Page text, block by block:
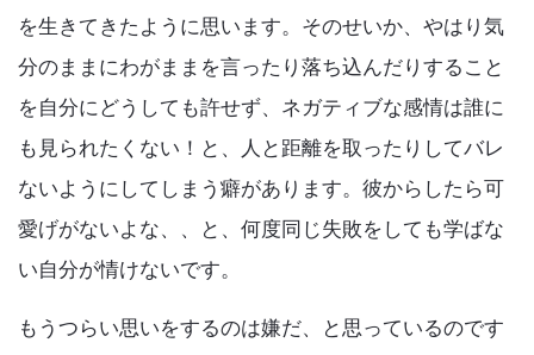
を生きてきたように思います。そのせいか、やはり気
分のままにわがままを言ったり落ち込んだりすること
を自分にどうしても許せず、ネガティブな感情は誰に
も見られたくない！と、人と距離を取ったりしてバレ
ないようにしてしまう癖があります。彼からしたら可
愛げがないよな、、と、何度同じ失敗をしても学ばな
い自分が情けないです。
もうつらい思いをするのは嫌だ、と思っているのです